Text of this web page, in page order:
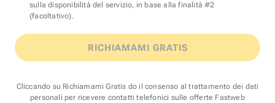
sulla disponibilità del servizio, in base alla finalità #2
(facoltativo).
RICHIAMAMI GRATIS
Cliccando su Richiamami Gratis do il consenso al trattamento dei dati
personali per ricevere contatti telefonici sulle offerte Fastweb